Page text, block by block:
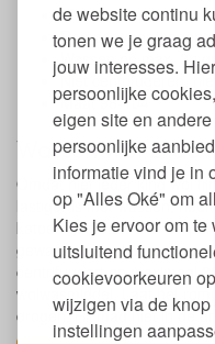
de website continu
tonen we je graag
jouw interesses.
persoonlijke
eigen site en
persoonlijke
informatie vind je in
op "Alles Oké" om
Kies je ervoor om
uitsluitend
cookievoorkeuren
wijzigen via de
instellingen
Met lange mouw
Romper voor
Wassen op max. 30
Niet centrifugeren,
Maat 98-104
Wassen wol zijde
Omdat niet ieder kind wol
lastiger is met wassen,
katoen gemaakt. De romper
gewassen worden op een
centrifugeert op maximaal
wolwasmiddel. Laat het
drogen. Hij mag niet in de